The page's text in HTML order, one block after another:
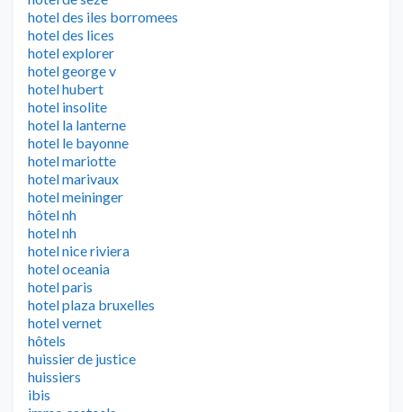
hotel des iles borromees
hotel des lices
hotel explorer
hotel george v
hotel hubert
hotel insolite
hotel la lanterne
hotel le bayonne
hotel mariotte
hotel marivaux
hotel meininger
hôtel nh
hotel nh
hotel nice riviera
hotel oceania
hotel paris
hotel plaza bruxelles
hotel vernet
hôtels
huissier de justice
huissiers
ibis